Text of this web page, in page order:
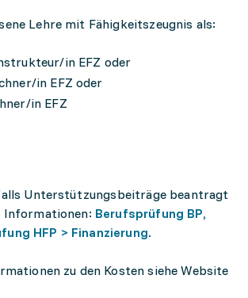
Lehre mit Fähigkeitszeugnis als:
in EFZ oder
in EFZ oder
in EFZ
Unterstützungsbeiträge beantragt
Informationen: Berufsprüfung BP,
HFP > Finanzierung.
zu den Kosten siehe Website